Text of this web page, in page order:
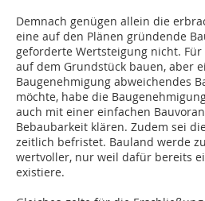
Demnach genügen allein die
eine auf den Plänen gründende
geforderte Wertsteigung nicht.
auf dem Grundstück bauen, aber
Baugenehmigung abweichendes
möchte, habe die
auch mit einer einfachen
Bebaubarkeit klären. Zudem sei
zeitlich befristet. Bauland werde
wertvoller, nur weil dafür bereits
existiere.